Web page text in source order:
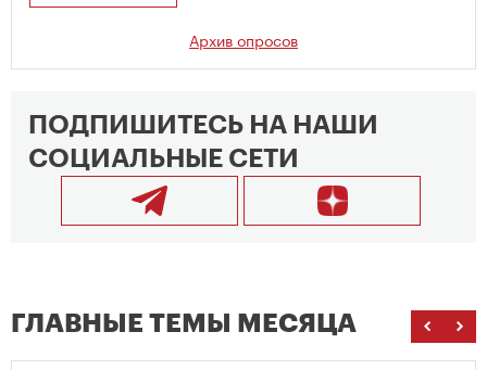
Архив опросов
ПОДПИШИТЕСЬ НА НАШИ
СОЦИАЛЬНЫЕ СЕТИ
ГЛАВНЫЕ ТЕМЫ МЕСЯЦА